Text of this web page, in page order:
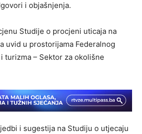
i objašnjenja.
Studije o procjeni uticaja na
uvid u prostorijama Federalnog
turizma – Sektor za okolišne
i sugestija na Studiju o utjecaju